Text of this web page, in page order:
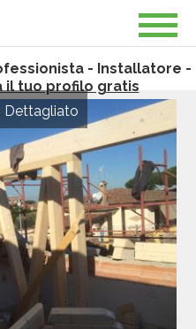
- Installatore -
il tuo profilo gratis
Dettagliato